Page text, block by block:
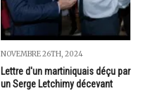
NOVEMBRE 26TH, 2024
Lettre d'un martiniquais déçu par
un Serge Letchimy décevant